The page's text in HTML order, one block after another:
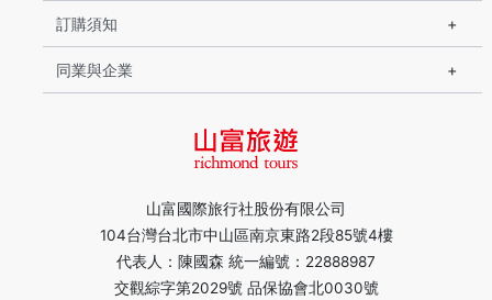
山富國際旅行社股份有限公司
104台灣台北市中山區南京東路2段85號4樓
代表人：陳國森 統一編號：22888987
交觀綜字第2029號 品保協會北0030號
訂購須知
同業與企業